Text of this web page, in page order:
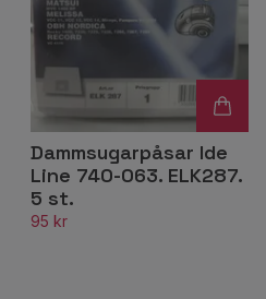
Dammsugarpåsar Ide
Line 740-063. ELK287.
5 st.
95 kr